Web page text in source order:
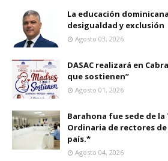
La educación
desigualdad y exclusión
Agosto 03, 2026
DASAC realizará en
que sostienen”
Agosto 01, 2026
Barahona fue sede de la
Ordinaria de rectores
país.*
Agosto 04, 2026